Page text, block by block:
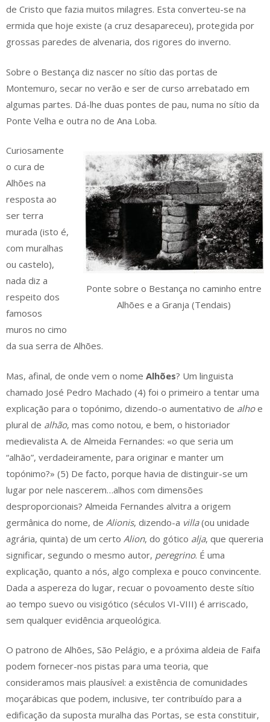
de Cristo que fazia muitos milagres. Esta converteu-se na
ermida que hoje existe (a cruz desapareceu), protegida por
grossas paredes de alvenaria, dos rigores do inverno.
Sobre o Bestança diz nascer no sítio das portas de
Montemuro, secar no verão e ser de curso arrebatado em
algumas partes. Dá-lhe duas pontes de pau, numa no sítio da
Ponte Velha e outra no de Ana Loba.
Ponte sobre o Bestança no caminho entre
Alhões e a Granja (Tendais)
Curiosamente
o cura de
Alhões na
resposta ao
ser terra
murada (isto é,
com muralhas
ou castelo),
nada diz a
respeito dos
famosos
muros no cimo
da sua serra de Alhões.
Mas, afinal, de onde vem o nome Alhões? Um linguista
chamado José Pedro Machado (4) foi o primeiro a tentar uma
explicação para o topónimo, dizendo-o aumentativo de alhoe
plural de alhão, mas como notou, e bem, o historiador
medievalista A. de Almeida Fernandes: «o que seria um
“alhão”, verdadeiramente, para originar e manter um
topónimo?» (5) De facto, porque havia de distinguir-se um
lugar por nele nascerem…alhos com dimensões
desproporcionais? Almeida Fernandes alvitra a origem
germânica do nome, de Alionis, dizendo-a villa(ou unidade
agrária, quinta) de um certo Alion, do gótico alja, que quereria
significar, segundo o mesmo autor, peregrino. É uma
explicação, quanto a nós, algo complexa e pouco convincente.
Dada a aspereza do lugar, recuar o povoamento deste sítio
ao tempo suevo ou visigótico (séculos VI-VIII) é arriscado,
sem qualquer evidência arqueológica.
O patrono de Alhões, São Pelágio, e a próxima aldeia de Faifa
podem fornecer-nos pistas para uma teoria, que
consideramos mais plausível: a existência de comunidades
moçarábicas que podem, inclusive, ter contribuído para a
edificação da suposta muralha das Portas, se esta constituir,